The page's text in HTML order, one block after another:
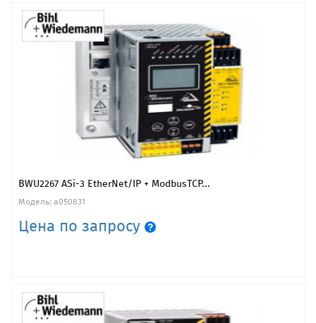
BWU2267 ASi-3 EtherNet/IP + ModbusTCP...
Модель: a050831
Цена по запросу